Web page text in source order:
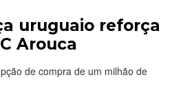
uruguaio reforça
Arouca
de compra de um milhão de